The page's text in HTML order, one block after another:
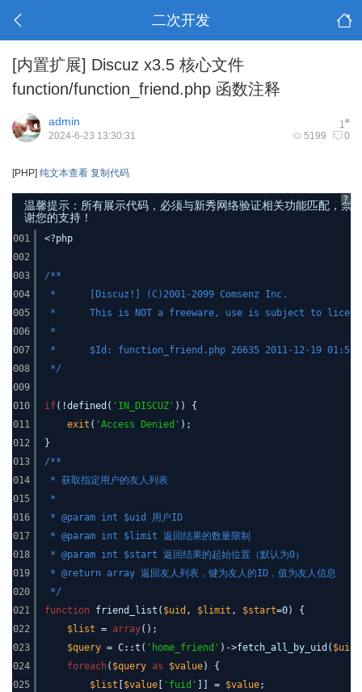
二次开发
[内置扩展] Discuz x3.5 核心文件
function/function_friend.php 函数注释
1#
admin
5199 0
2024-6-23 13:30:31
[PHP] 纯文本查看 复制代码
?
温馨提示：所有展示代码，必须与新秀网络验证相关功能匹配，
谢您的支持！
001
002
003
004
005
006
007
008
009
010
011
012
013
014
015
016
017
018
019
020
021
022
023
024
025
<?php
/**
* [Discuz!] (C)2001-2099 Comsenz Inc.
* This is NOT a freeware, use is subject to
*
* $Id: function_friend.php 26635 2011-12-19
*/
if(!defined( 'IN_DISCUZ' )) {
exit ( 'Access Denied' );
}
/**
* 获取指定用户的友人列表
*
* @param int $uid 用户ID
* @param int $limit 返回结果的数量限制
* @param int $start 返回结果的起始位置（默认为0）
* @return array 返回友人列表，键为友人的ID，值为友人信息
*/
function friend_list( $uid , $limit , $start=0) {
$list = array();
$query = C::t( 'home_friend' )->fetch_all_by_uid( $uid
foreach( $query as $value) {
$list
$value 'fuid' ]] = $value;